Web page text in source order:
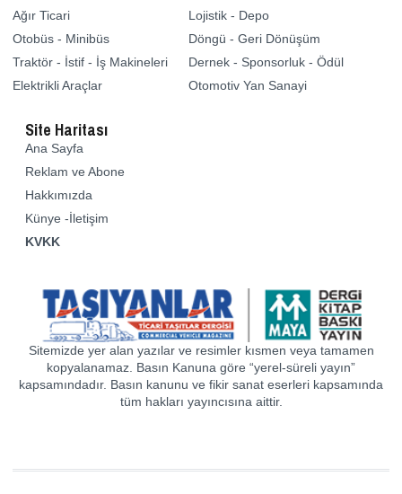
Ağır Ticari
Otobüs - Minibüs
Traktör - İstif - İş Makineleri
Elektrikli Araçlar
Lojistik - Depo
Döngü - Geri Dönüşüm
Dernek - Sponsorluk - Ödül
Otomotiv Yan Sanayi
Site Haritası
Ana Sayfa
Reklam ve Abone
Hakkımızda
Künye -İletişim
KVKK
Sitemizde yer alan yazılar ve resimler kısmen veya tamamen
kopyalanamaz. Basın Kanuna göre “yerel-süreli yayın”
kapsamındadır. Basın kanunu ve fikir sanat eserleri kapsamında
tüm hakları yayıncısına aittir.